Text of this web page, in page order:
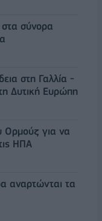
σύνορα
στη Γαλλία -
Δυτική Ευρώπη
Ορμούζ για να
ΗΠΑ
αναρτώνται τα